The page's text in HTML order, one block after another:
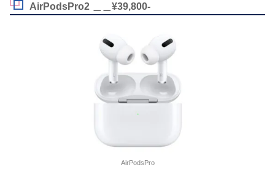
AirPodsPro2 ＿＿¥39,800-
AirPodsPro